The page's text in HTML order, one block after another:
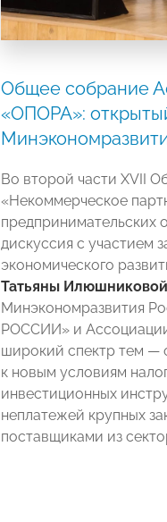
Общее собрание
«ОПОРА»:
Во второй части XVII
«Некоммерческое
предпринимательских
дискуссия с участием
экономического
Татьяны Илюшниковой
Минэкономразвития
РОССИИ» и
широкий спектр тем —
к новым условиям
инвестиционных
неплатежей крупных
поставщиками из